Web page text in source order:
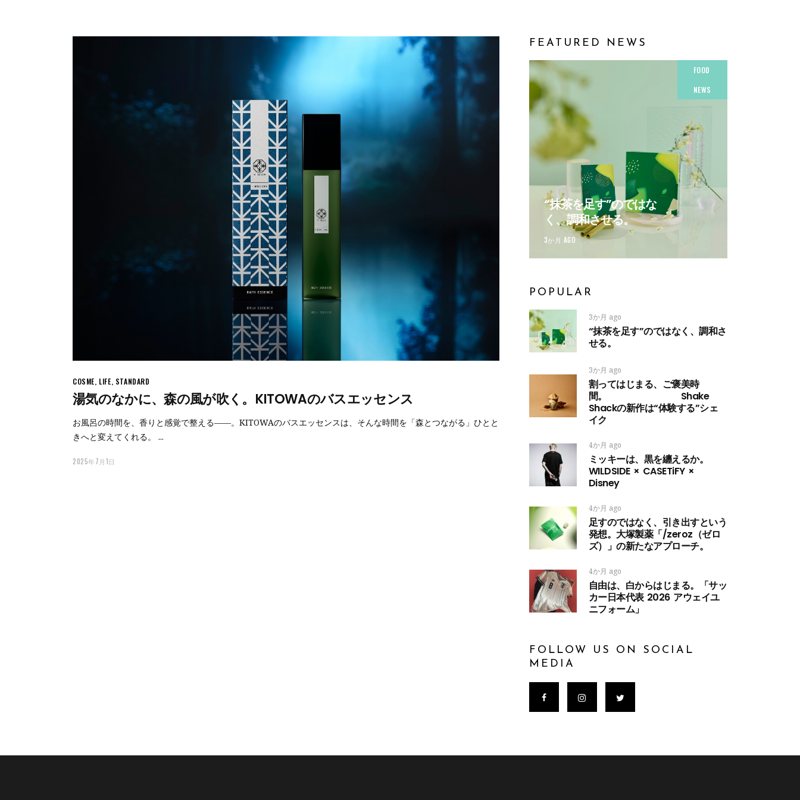
COSME, LIFE, STANDARD
湯気のなかに、森の風が吹く。KITOWAのバスエッセンス
お風呂の時間を、香りと感覚で整える——。KITOWAのバスエッセンスは、そんな時間を「森とつながる」ひとと
きへと変えてくれる。
2025年7月1日
FEATURED NEWS
FOOD
NEWS
“抹茶を足す”のではな
く、調和させる。
3か月 AGO
POPULAR
3か月 ago
“抹茶を足す”のではなく、調和さ
せる。
3か月 ago
割ってはじまる、ご褒美時
間。 Shake
Shackの新作は“体験する”シェ
イク
4か月 ago
ミッキーは、黒を纏えるか。
WILDSIDE × CASETiFY ×
Disney
4か月 ago
足すのではなく、引き出すという
発想。大塚製薬「/zeroz（ゼロ
ズ）」の新たなアプローチ。
4か月 ago
自由は、白からはじまる。「サッ
カー日本代表 2026 アウェイユ
ニフォーム」
FOLLOW US ON SOCIAL
MEDIA